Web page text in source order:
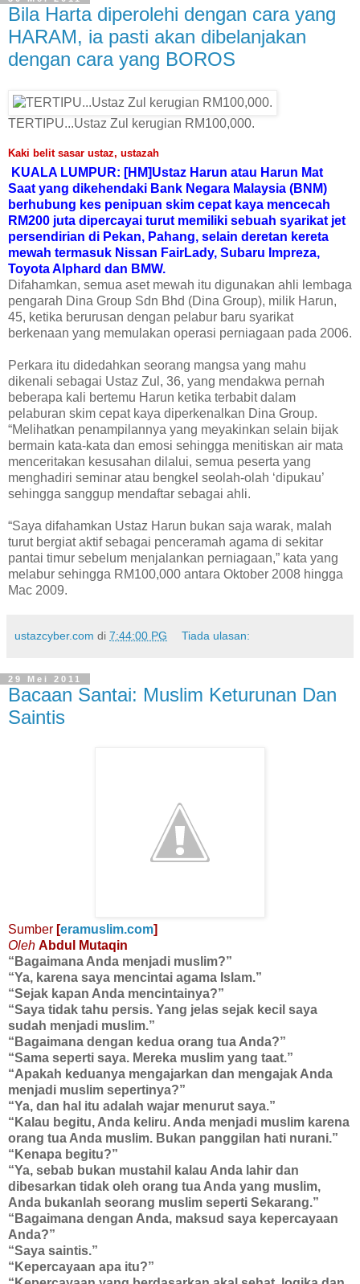
Bila Harta diperolehi dengan cara yang
HARAM, ia pasti akan dibelanjakan
dengan cara yang BOROS
TERTIPU...Ustaz Zul kerugian RM100,000.
Kaki belit sasar ustaz, ustazah
KUALA LUMPUR: [HM]Ustaz Harun atau Harun Mat
Saat yang dikehendaki Bank Negara Malaysia (BNM)
berhubung kes penipuan skim cepat kaya mencecah
RM200 juta dipercayai turut memiliki sebuah syarikat jet
persendirian di Pekan, Pahang, selain deretan kereta
mewah termasuk Nissan FairLady, Subaru Impreza,
Toyota Alphard dan BMW.
Difahamkan, semua aset mewah itu digunakan ahli lembaga
pengarah Dina Group Sdn Bhd (Dina Group), milik Harun,
45, ketika berurusan dengan pelabur baru syarikat
berkenaan yang memulakan operasi perniagaan pada 2006.
Perkara itu didedahkan seorang mangsa yang mahu
dikenali sebagai Ustaz Zul, 36, yang mendakwa pernah
beberapa kali bertemu Harun ketika terbabit dalam
pelaburan skim cepat kaya diperkenalkan Dina Group.
“Melihatkan penampilannya yang meyakinkan selain bijak
bermain kata-kata dan emosi sehingga menitiskan air mata
menceritakan kesusahan dilalui, semua peserta yang
menghadiri seminar atau bengkel seolah-olah ‘dipukau’
sehingga sanggup mendaftar sebagai ahli.
“Saya difahamkan Ustaz Harun bukan saja warak, malah
turut bergiat aktif sebagai penceramah agama di sekitar
pantai timur sebelum menjalankan perniagaan,” kata yang
melabur sehingga RM100,000 antara Oktober 2008 hingga
Mac 2009.
ustazcyber.com di 7:44:00 PG Tiada ulasan:
29 Mei 2011
Bacaan Santai: Muslim Keturunan Dan
Saintis
Sumber [eramuslim.com]
Oleh Abdul Mutaqin
“Bagaimana Anda menjadi muslim?”
“Ya, karena saya mencintai agama Islam.”
“Sejak kapan Anda mencintainya?”
“Saya tidak tahu persis. Yang jelas sejak kecil saya
sudah menjadi muslim.”
“Bagaimana dengan kedua orang tua Anda?”
“Sama seperti saya. Mereka muslim yang taat.”
“Apakah keduanya mengajarkan dan mengajak Anda
menjadi muslim sepertinya?”
“Ya, dan hal itu adalah wajar menurut saya.”
“Kalau begitu, Anda keliru. Anda menjadi muslim karena
orang tua Anda muslim. Bukan panggilan hati nurani.”
“Kenapa begitu?”
“Ya, sebab bukan mustahil kalau Anda lahir dan
dibesarkan tidak oleh orang tua Anda yang muslim,
Anda bukanlah seorang muslim seperti Sekarang.”
“Bagaimana dengan Anda, maksud saya kepercayaan
Anda?”
“Saya saintis.”
“Kepercayaan apa itu?”